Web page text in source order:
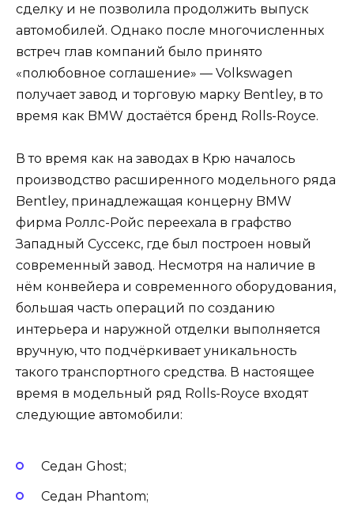
сделку и не позволила продолжить выпуск
автомобилей. Однако после многочисленных
встреч глав компаний было принято
«полюбовное соглашение» — Volkswagen
получает завод и торговую марку Bentley, в то
время как BMW достаётся бренд Rolls-Royce.
В то время как на заводах в Крю началось
производство расширенного модельного ряда
Bentley, принадлежащая концерну BMW
фирма Роллс-Ройс переехала в графство
Западный Суссекс, где был построен новый
современный завод. Несмотря на наличие в
нём конвейера и современного оборудования,
большая часть операций по созданию
интерьера и наружной отделки выполняется
вручную, что подчёркивает уникальность
такого транспортного средства. В настоящее
время в модельный ряд Rolls-Royce входят
следующие автомобили:
Седан Ghost;
Седан Phantom;